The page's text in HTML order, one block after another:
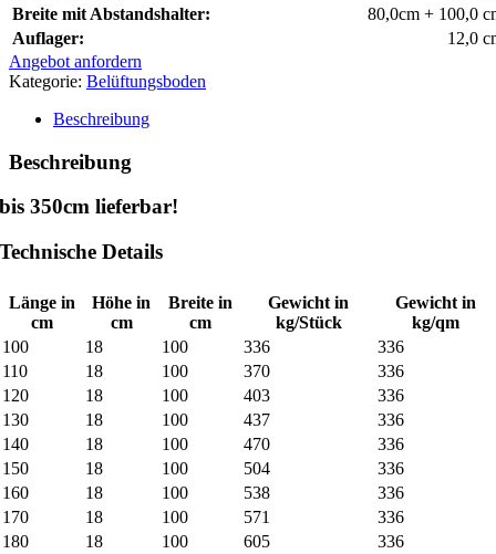
Breite mit Abstandshalter:
80,0cm + 100,0
Auflager:
12,0
Angebot anfordern
Kategorie: Belüftungsboden
Beschreibung
Beschreibung
bis 350cm lieferbar!
Technische Details
Länge in
cm
Höhe in
cm
Breite in
cm
Gewicht in
kg/Stück
Gewicht in
kg/qm
100
18 100 336
336
110
18 100 370
336
120
18 100 403
336
130
18 100 437
336
140
18 100 470
336
150
18 100 504
336
160
18 100 538
336
170
18 100 571
336
180
18 100 605
336